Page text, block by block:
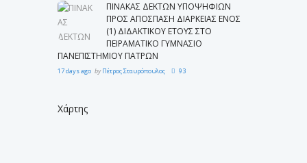
ΠΙΝΑΚΑΣ ΔΕΚΤΩΝ ΥΠΟΨΗΦΙΩΝ
ΠΡΟΣ ΑΠΟΣΠΑΣΗ ΔΙΑΡΚΕΙΑΣ ΕΝΟΣ
(1) ΔΙΔΑΚΤΙΚΟΥ ΕΤΟΥΣ ΣΤΟ
ΠΕΙΡΑΜΑΤΙΚΟ ΓΥΜΝΑΣΙΟ
ΠΑΝΕΠΙΣΤΗΜΙΟΥ ΠΑΤΡΩΝ
17 days ago byΠέτρος Σταυρόπουλος 93
Χάρτης